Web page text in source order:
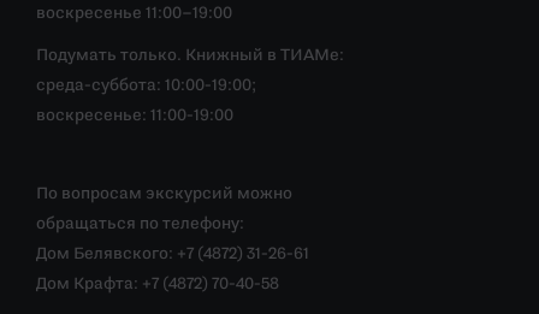
воскресенье 11:00–19:00
Подумать только. Книжный в ТИАМе:
среда-суббота: 10:00-19:00;
воскресенье: 11:00-19:00
По вопросам экскурсий можно
обращаться по телефону:
Дом Белявского: +7 (4872) 31-26-61
Дом Крафта: +7 (4872) 70-40-58